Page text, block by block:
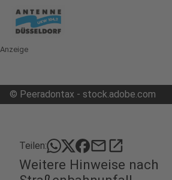
Anzeige
© Peeradontax - stock.adobe.com
Teilen: mailopen_in_new
Weitere Hinweise nach